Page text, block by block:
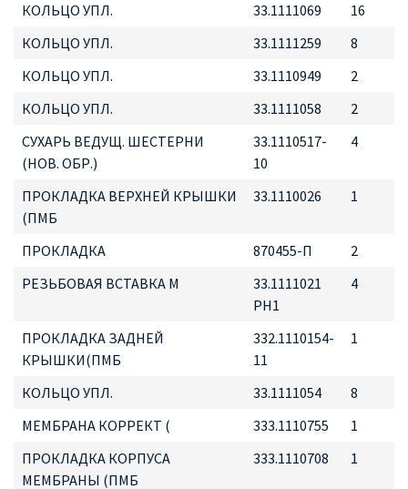
КОЛЬЦО УПЛ.
33.1111069
16
КОЛЬЦО УПЛ.
33.1111259
8
КОЛЬЦО УПЛ.
33.1110949
2
КОЛЬЦО УПЛ.
33.1111058
2
СУХАРЬ ВЕДУЩ. ШЕСТЕРНИ
(НОВ. ОБР.)
33.1110517-
10
4
ПРОКЛАДКА ВЕРХНЕЙ КРЫШКИ
(ПМБ
33.1110026 1
ПРОКЛАДКА 870455-П
2
РЕЗЬБОВАЯ ВСТАВКА М
33.1111021
РН1
4
ПРОКЛАДКА ЗАДНЕЙ
КРЫШКИ(ПМБ
332.1110154-
11
1
КОЛЬЦО УПЛ. 33.1111054
8
МЕМБРАНА КОРРЕКТ (
333.1110755
1
ПРОКЛАДКА КОРПУСА
МЕМБРАНЫ (ПМБ
333.1110708 1